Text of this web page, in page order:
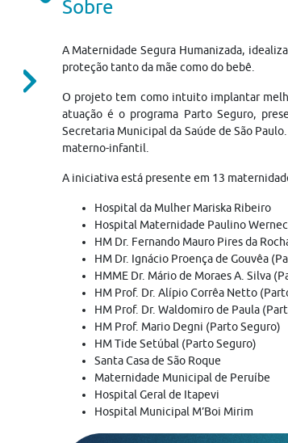
Sobre
A Maternidade Segura Humanizada,
proteção tanto da mãe como do bebê.
O projeto tem como intuito implantar
atuação é o programa Parto Seguro,
Secretaria Municipal da Saúde de São
materno-infantil.
A iniciativa está presente em 13
Hospital da Mulher Mariska Ribeiro
Hospital Maternidade Paulino
HM Dr. Fernando Mauro Pires da
HM Dr. Ignácio Proença de Gouvêa
HMME Dr. Mário de Moraes A. Silva
HM Prof. Dr. Alípio Corrêa Netto
HM Prof. Dr. Waldomiro de Paula
HM Prof. Mario Degni (Parto Seguro)
HM Tide Setúbal (Parto Seguro)
Santa Casa de São Roque
Maternidade Municipal de Peruíbe
Hospital Geral de Itapevi
Hospital Municipal M’Boi Mirim